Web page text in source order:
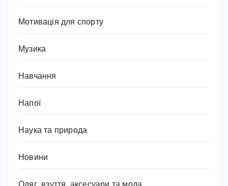
Мотивація для спорту
Музика
Навчання
Напої
Наука та природа
Новини